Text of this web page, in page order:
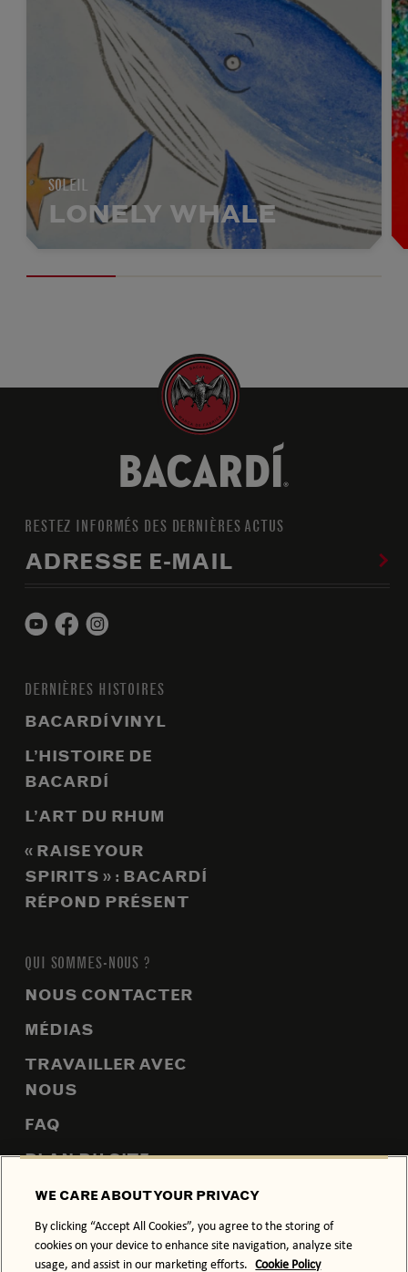
SOLEIL
LONELY WHALE
RESTEZ INFORMÉS DES DERNIÈRES ACTUS
ADRESSE E-MAIL
DERNIÈRES HISTOIRES
BACARDÍ VINYL
L’HISTOIRE DE
BACARDÍ
L’ART DU RHUM
« RAISE YOUR
SPIRITS » : BACARDÍ
RÉPOND PRÉSENT
QUI SOMMES-NOUS ?
NOUS CONTACTER
MÉDIAS
TRAVAILLER AVEC
NOUS
FAQ
PLAN DU SITE
POLITIQUE DE CONFIDENTIALITÉ POLITIQUE RELATIVE AUX COOKIES
WE CARE ABOUT YOUR PRIVACY
By clicking “Accept All Cookies”, you agree to the storing of
cookies on your device to enhance site navigation, analyze site
usage, and assist in our marketing efforts. Cookie Policy